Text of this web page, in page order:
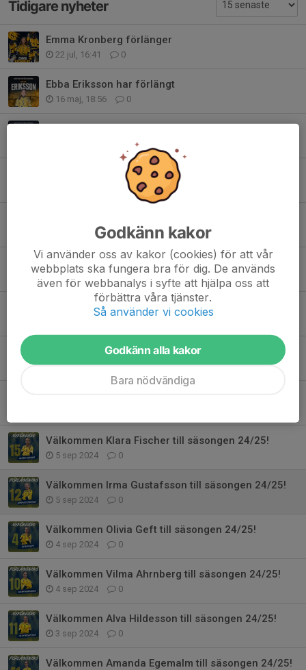
Tidigare nyheter
Emma Kronberg förlänger
22 jul, 16:41 0
Ebba Eriksson har förlängt
16 maj, 18:56 0
Irma Gustafsson förlänger med Surte
0
18 dec 2024 0
Dags att presentera dam-truppen!
6 sep 2024
Välkommen Maja Tönsgård till säsongen 24/25!
Välkommen Tyra Fischer till säsongen 24/25!
6 sep 2024 0
Välkommen Klara Fischer till säsongen 24/25!
5 sep 2024 0
Välkommen Irma Gustafsson till säsongen 24/25!
5 sep 2024 0
Välkommen Olivia Geft till säsongen 24/25!
4 sep 2024 0
Välkommen Vilma Ahrnberg till säsongen 24/25!
4 sep 2024 0
Välkommen Alva Hildesson till säsongen 24/25!
3 sep 2024 0
Välkommen Amanda Egemalm till säsongen 24/25!
Godkänn kakor
Vi använder oss av kakor (cookies) för att vår
webbplats ska fungera bra för dig. De används
även för webbanalys i syfte att hjälpa oss att
förbättra våra tjänster.
Så använder vi cookies
Godkänn alla kakor
Bara nödvändiga